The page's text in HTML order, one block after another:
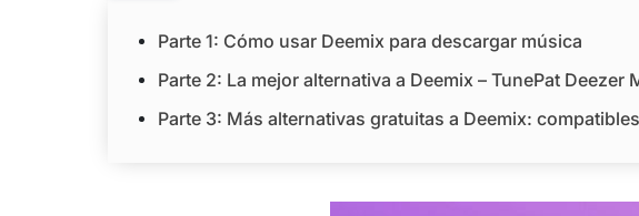
Parte 1: Cómo usar Deemix para descargar música
Parte 2: La mejor alternativa a Deemix – TunePat Deezer
Parte 3: Más alternativas gratuitas a Deemix: